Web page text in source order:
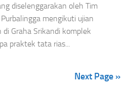
diselenggarakan oleh Tim
mengikuti ujian
Graha Srikandi komplek
praktek tata rias...
Next Page »